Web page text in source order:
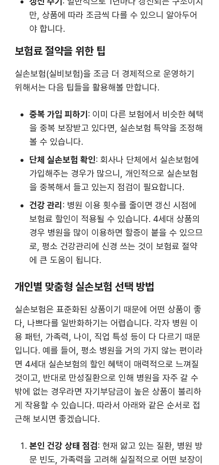
만, 상품에 따라 조금씩 다를 수 있으니 알아두어
야 합니다.
보험료 절약을 위한 팁
실손보험(실비보험)을 조금 더 경제적으로 운영하기
위해서는 다음 팁들을 활용해볼 만합니다.
중복 가입 피하기 : 이미 다른 보험에서 비슷한 혜택
을 중복 보장받고 있다면, 실손보험 특약을 조정해
볼 수 있습니다.
단체 실손보험 확인: 회사나 단체에서 실손보험에
가입해주는 경우가 많으니, 개인적으로 실손보험
을 중복해서 들고 있는지 점검이 필요합니다.
건강 관리 : 병원 이용 횟수를 줄이면 갱신 시점에
보험료 할인이 적용될 수 있습니다. 4세대 상품의
경우 병원을 많이 이용하면 할증이 붙을 수 있으므
로, 평소 건강관리에 신경 쓰는 것이 보험료 절약
에 큰 도움이 됩니다.
개인별 맞춤형 실손보험 선택 방법
실손보험은 표준화된 상품이기 때문에 어떤 상품이 좋
다, 나쁘다를 일반화하기는 어렵습니다. 각자 병원 이
용 패턴, 가족력, 나이, 직업 특성 등이 다 다르기 때문
입니다. 예를 들어, 평소 병원을 거의 가지 않는 편이라
면 4세대 실손보험의 할인 혜택이 매력적으로 느껴질
것이고, 반대로 만성질환으로 인해 병원을 자주 갈 수
밖에 없는 경우라면 자기부담금이 높은 상품이 불리하
게 작용할 수 있습니다. 따라서 아래와 같은 순서로 접
근해 보시면 좋겠습니다.
본인 건강 상태 점검: 현재 앓고 있는 질환, 병원 방
문 빈도, 가족력을 고려해 실질적으로 어떤 보장이